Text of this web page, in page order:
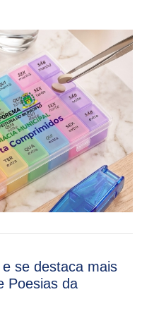
se destaca mais
Poesias da